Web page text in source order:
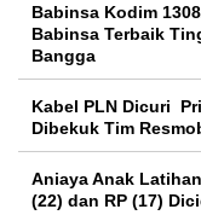
Babinsa Kodim
Babinsa Terbaik
Bangga
Kabel PLN Dicuri
Dibekuk Tim
Aniaya Anak
(22) dan RP (17)